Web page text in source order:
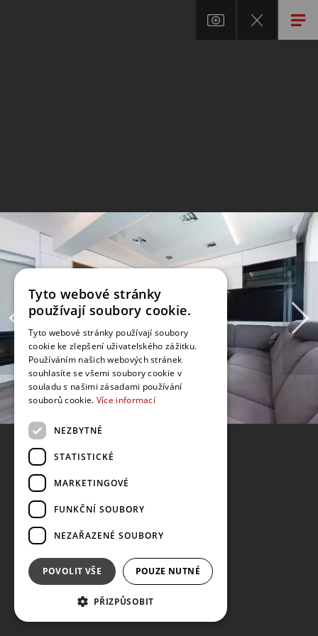
Tyto webové stránky
používají soubory cookie.
Tyto webové stránky používají soubory
cookie ke zlepšení uživatelského zážitku.
Používáním našich webových stránek
souhlasíte se všemi soubory cookie v
souladu s našimi zásadami používání
souborů cookie. Více informací
NEZBYTNÉ
STATISTICKÉ
MARKETINGOVÉ
FUNKČNÍ SOUBORY
NEZAŘAZENÉ SOUBORY
POVOLIT VŠE POUZE NUTNÉ
PŘIZPŮSOBIT